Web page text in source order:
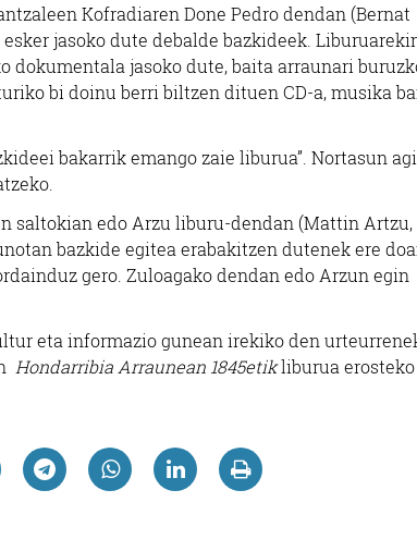
Kofradiaren Done Pedro dendan (Bernat
jasoko dute debalde bazkideek.
dokumentala jasoko dute, baita arraunari
bi doinu berri biltzen dituen CD-a, musika
bakarrik emango zaie liburua”. Nortasun
saltokian edo Arzu liburu-dendan (Mattin Artzu,
bazkide egitea erabakitzen dutenek ere
gero. Zuloagako dendan edo Arzun egin
eta informazio gunean irekiko den
Hondarribia Arraunean 1845etikliburua erosteko